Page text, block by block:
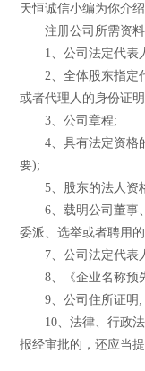
天恒诚信小编为你介
注册公司所需资料
1、公司法定代表人
2、全体股东指定代
或者代理人的身份证
3、公司章程;
4、具有法定资格的
要);
5、股东的法人资
6、载明公司董事、
委派、选举或者聘用
7、公司法定代表
8、《企业名称预
9、公司住所证明;
10、法律、行政法
报经审批的，还应当